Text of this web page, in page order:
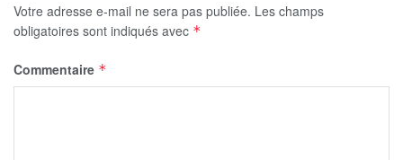
Votre adresse e-mail ne sera pas publiée. Les champs
obligatoires sont indiqués avec *
Commentaire *